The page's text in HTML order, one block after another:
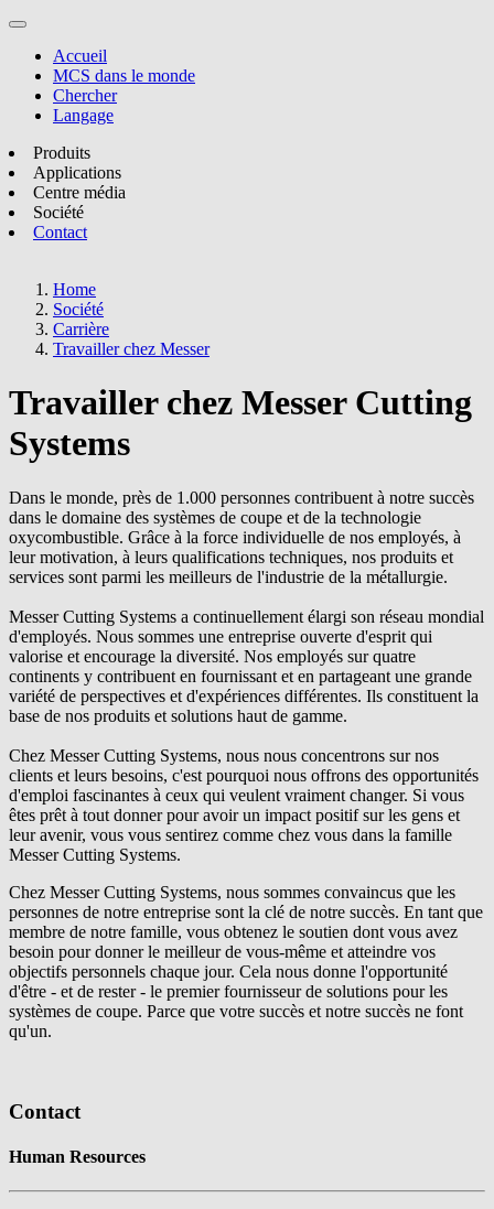
Accueil
MCS dans le monde
Chercher
Langage
Produits
Applications
Centre média
Société
Contact
Home
Société
Carrière
Travailler chez Messer
Travailler chez Messer Cutting
Systems
Dans le monde, près de 1.000 personnes contribuent à notre succès
dans le domaine des systèmes de coupe et de la technologie
oxycombustible. Grâce à la force individuelle de nos employés, à
leur motivation, à leurs qualifications techniques, nos produits et
services sont parmi les meilleurs de l'industrie de la métallurgie.
Messer Cutting Systems a continuellement élargi son réseau mondial
d'employés. Nous sommes une entreprise ouverte d'esprit qui
valorise et encourage la diversité. Nos employés sur quatre
continents y contribuent en fournissant et en partageant une grande
variété de perspectives et d'expériences différentes. Ils constituent la
base de nos produits et solutions haut de gamme.
Chez Messer Cutting Systems, nous nous concentrons sur nos
clients et leurs besoins, c'est pourquoi nous offrons des opportunités
d'emploi fascinantes à ceux qui veulent vraiment changer. Si vous
êtes prêt à tout donner pour avoir un impact positif sur les gens et
leur avenir, vous vous sentirez comme chez vous dans la famille
Messer Cutting Systems.
Chez Messer Cutting Systems, nous sommes convaincus que les
personnes de notre entreprise sont la clé de notre succès. En tant que
membre de notre famille, vous obtenez le soutien dont vous avez
besoin pour donner le meilleur de vous-même et atteindre vos
objectifs personnels chaque jour. Cela nous donne l'opportunité
d'être - et de rester - le premier fournisseur de solutions pour les
systèmes de coupe. Parce que votre succès et notre succès ne font
qu'un.
Contact
Human Resources